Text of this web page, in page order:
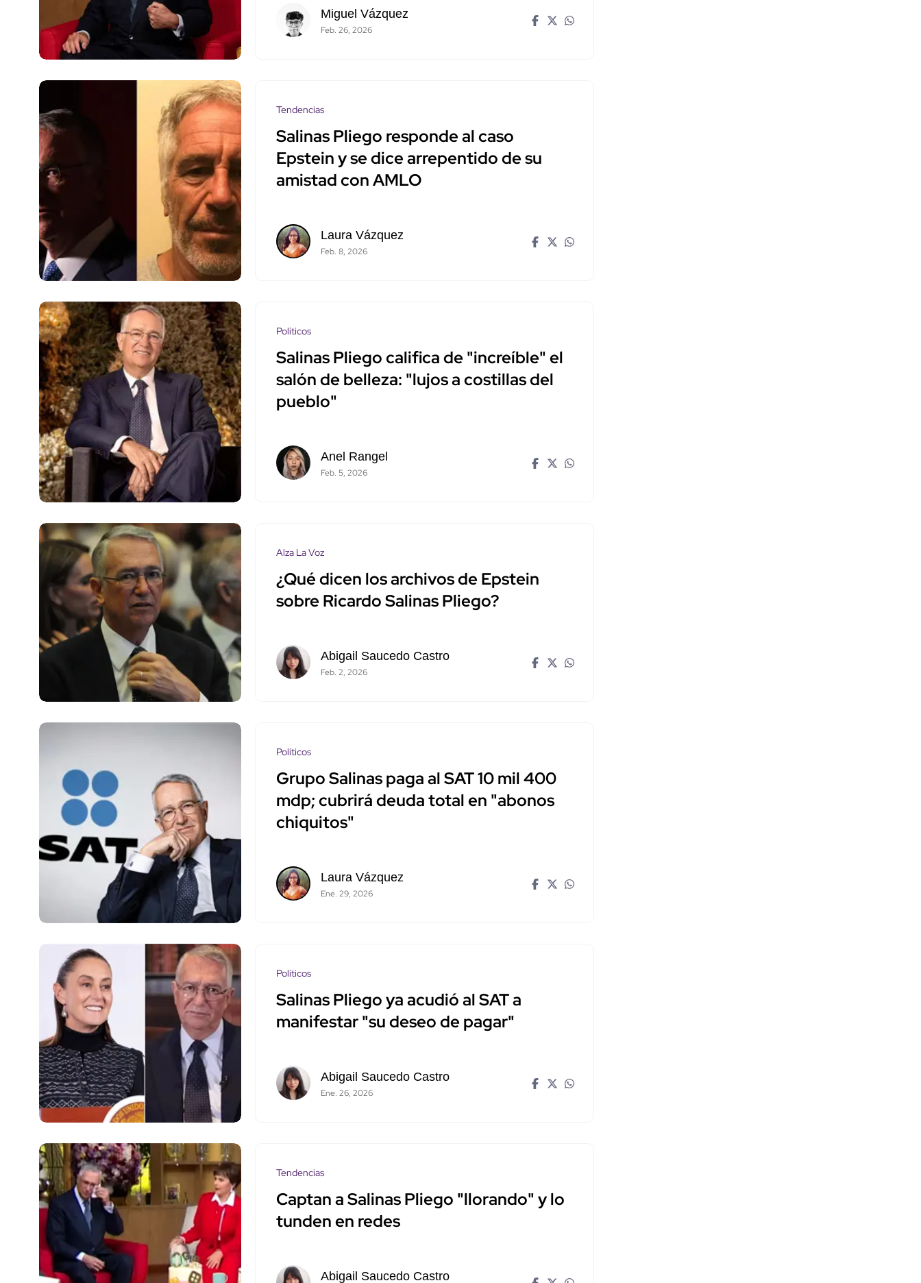
Miguel Vázquez
Feb. 26, 2026
Tendencias
Salinas Pliego responde al caso
Epstein y se dice arrepentido de su
amistad con AMLO
Laura Vázquez
Feb. 8, 2026
Políticos
Salinas Pliego califica de "increíble" el
salón de belleza: "lujos a costillas del
pueblo"
Anel Rangel
Feb. 5, 2026
Alza La Voz
¿Qué dicen los archivos de Epstein
sobre Ricardo Salinas Pliego?
Abigail Saucedo Castro
Feb. 2, 2026
Políticos
Grupo Salinas paga al SAT 10 mil 400
mdp; cubrirá deuda total en "abonos
chiquitos"
Laura Vázquez
Ene. 29, 2026
Políticos
Salinas Pliego ya acudió al SAT a
manifestar "su deseo de pagar"
Abigail Saucedo Castro
Ene. 26, 2026
Tendencias
Captan a Salinas Pliego "llorando" y lo
tunden en redes
Abigail Saucedo Castro